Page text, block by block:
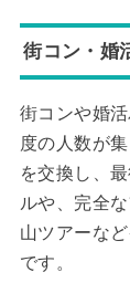
街コン・婚
街コンや婚
度の人数が
を交換し、
ルや、完全
山ツアーな
です。